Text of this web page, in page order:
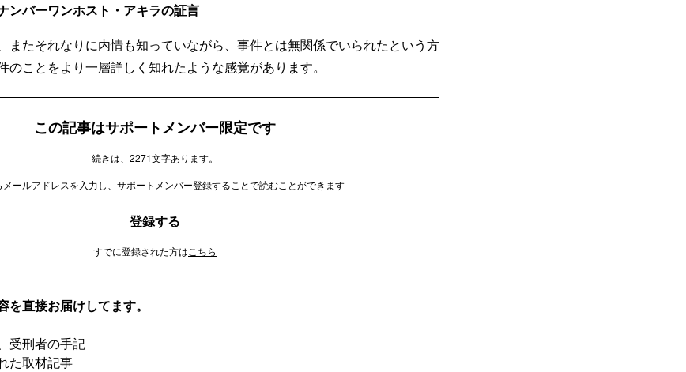
バーワンホスト・アキラの証言
またそれなりに内情も知っていながら、事件とは無関係でいられたという方
のことをより一層詳しく知れたような感覚があります。
この記事はサポートメンバー限定です
続きは、2271文字あります。
メールアドレスを入力し、サポートメンバー登録することで読むことができます
登録する
すでに登録された方は こちら
直接お届けしてます。
受刑者の手記
た取材記事